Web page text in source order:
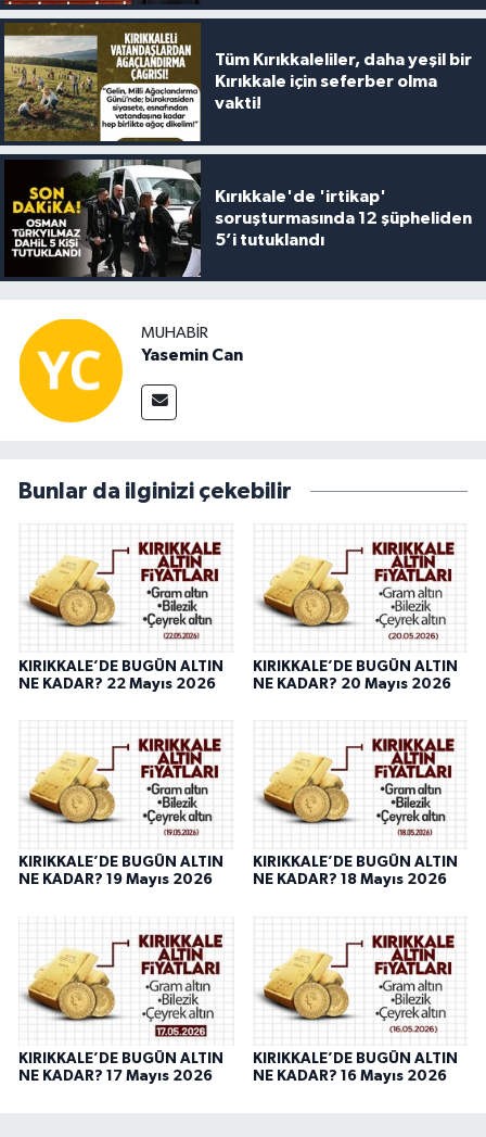
Tüm Kırıkkaleliler, daha yeşil bir
Kırıkkale için seferber olma
vakti!
Kırıkkale'de 'irtikap'
soruşturmasında 12 şüpheliden
5’i tutuklandı
MUHABIR
Yasemin Can
Bunlar da ilginizi çekebilir
KIRIKKALE’DE BUGÜN ALTIN
NE KADAR? 22 Mayıs 2026
KIRIKKALE’DE BUGÜN ALTIN
NE KADAR? 20 Mayıs 2026
KIRIKKALE’DE BUGÜN ALTIN
NE KADAR? 19 Mayıs 2026
KIRIKKALE’DE BUGÜN ALTIN
NE KADAR? 18 Mayıs 2026
KIRIKKALE’DE BUGÜN ALTIN
NE KADAR? 17 Mayıs 2026
KIRIKKALE’DE BUGÜN ALTIN
NE KADAR? 16 Mayıs 2026